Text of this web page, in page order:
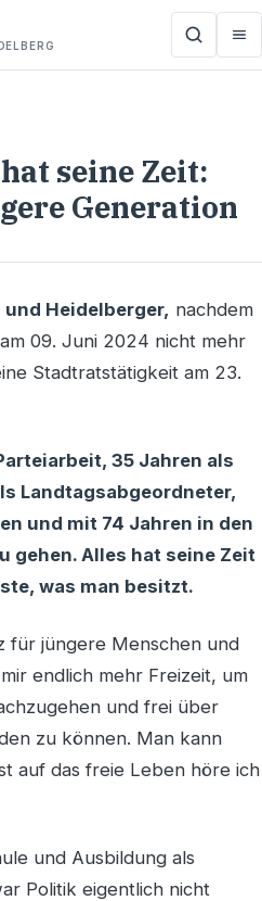
seine Zeit:
Generation
Heidelberger, nachdem
09. Juni 2024 nicht mehr
Stadtratstätigkeit am 23.
35 Jahren als
Landtagsabgeordneter,
und mit 74 Jahren in den
gehen. Alles hat seine Zeit
was man besitzt.
für jüngere Menschen und
endlich mehr Freizeit, um
und frei über
zu können. Man kann
auf das freie Leben höre ich
und Ausbildung als
Politik eigentlich nicht